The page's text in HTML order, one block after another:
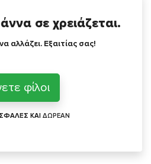
σε χρειάζεται.
αλλάζει. Εξαιτίας σας!
φίλοι
ΚΑΙ ΔΩΡΕΑΝ